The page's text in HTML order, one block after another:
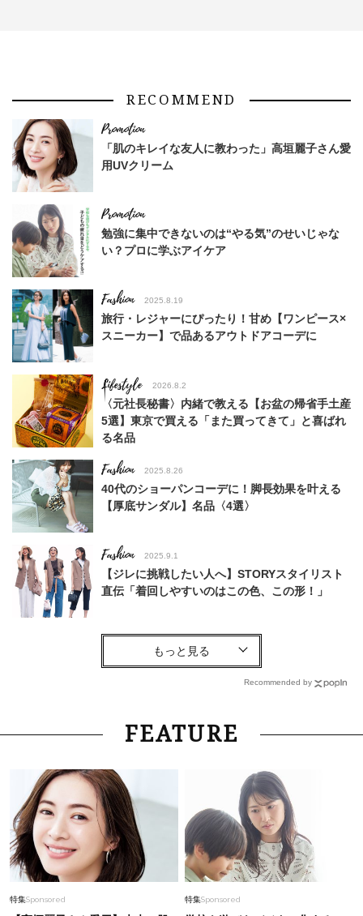
RECOMMEND
「肌のキレイな友人に教わった」高垣麗子さん愛
用UVクリーム
勉強に集中できないのは“やる気”のせいじゃな
い？プロに学ぶアイケア
Fashion 2025.8.19
旅行・レジャーにぴったり！甘め【ワンピース×
スニーカー】で品あるアウトドアコーデに
Lifestyle 2026.8.2
〈元社長秘書〉内緒で教える【お盆の帰省手土産
5選】東京で買える「また買ってきて」と喜ばれ
る名品
Fashion 2025.8.26
40代のショーパンコーデに！脚長効果を叶える
【厚底サンダル】名品〈4選〉
Fashion 2025.9.1
【ジレに挑戦したい人へ】STORYスタイリスト
直伝「着回しやすいのはこの色、この形！」
Fashion
【ユニクロだけで】40代の夏旅行がオシャレ＆
快適に！気温別コーデ〈UNIQLO6選〉
Fashion 2026.5.13
今年も早くも【大人スポサン】人気確定！40代
Lifestyle
松村未央アナウンサー（39）夫・陣内智則さん
のスケジュールは「信頼関係もあるので特に聞き
ません」
Recommended by
FEATURE
特集Sponsored 特集Sponsored